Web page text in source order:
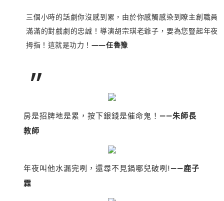
三個小時的話劇你沒感到累，由於你感觸感染到瞭主創職員
滿滿的對戲劇的忠誠！導演胡宗琪老爺子，要為您豎起年夜
拇指！這就是功力！ ——任魯豫
”
房是招牌地是累，按下銀錢是催命鬼！ ——朱師長
教師
年夜叫他水漏完咧，還尋不見鍋哪兒破咧!——鹿子
霖